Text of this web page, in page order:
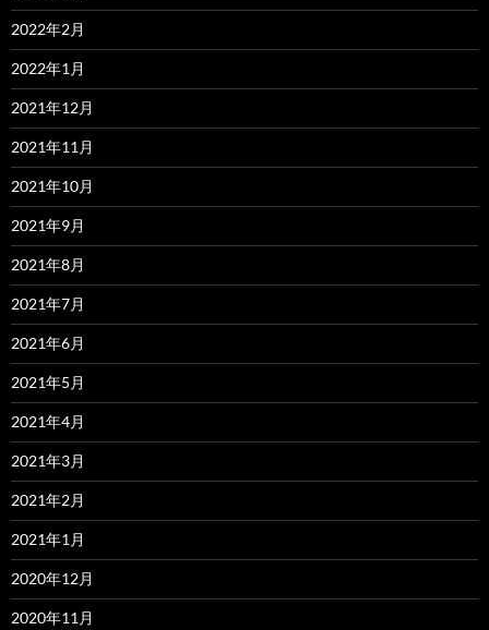
2022年2月
2022年1月
2021年12月
2021年11月
2021年10月
2021年9月
2021年8月
2021年7月
2021年6月
2021年5月
2021年4月
2021年3月
2021年2月
2021年1月
2020年12月
2020年11月